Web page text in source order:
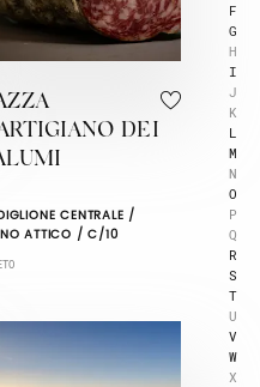
F
G
H
I
J
K
L
M
N
O
P
Q
R
S
T
U
V
W
X
DEI
CENTRALE /
ATTICO / C/10